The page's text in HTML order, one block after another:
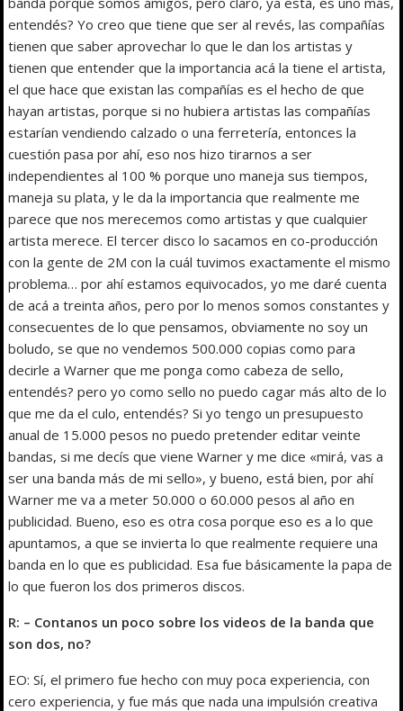
entendés? Yo creo que tiene que ser al revés, las compañías
tienen que saber aprovechar lo que le dan los artistas y
tienen que entender que la importancia acá la tiene el artista,
el que hace que existan las compañías es el hecho de que
hayan artistas, porque si no hubiera artistas las compañías
estarían vendiendo calzado o una ferretería, entonces la
cuestión pasa por ahí, eso nos hizo tirarnos a ser
independientes al 100 % porque uno maneja sus tiempos,
maneja su plata, y le da la importancia que realmente me
parece que nos merecemos como artistas y que cualquier
artista merece. El tercer disco lo sacamos en co-producción
con la gente de 2M con la cuál tuvimos exactamente el mismo
problema… por ahí estamos equivocados, yo me daré cuenta
de acá a treinta años, pero por lo menos somos constantes y
consecuentes de lo que pensamos, obviamente no soy un
boludo, se que no vendemos 500.000 copias como para
decirle a Warner que me ponga como cabeza de sello,
entendés? pero yo como sello no puedo cagar más alto de lo
que me da el culo, entendés? Si yo tengo un presupuesto
anual de 15.000 pesos no puedo pretender editar veinte
bandas, si me decís que viene Warner y me dice «mirá, vas a
ser una banda más de mi sello», y bueno, está bien, por ahí
Warner me va a meter 50.000 o 60.000 pesos al año en
publicidad. Bueno, eso es otra cosa porque eso es a lo que
apuntamos, a que se invierta lo que realmente requiere una
banda en lo que es publicidad. Esa fue básicamente la papa de
lo que fueron los dos primeros discos.
R: – Contanos un poco sobre los videos de la banda que
son dos, no?
EO: Sí, el primero fue hecho con muy poca experiencia, con
cero experiencia, y fue más que nada una impulsión creativa